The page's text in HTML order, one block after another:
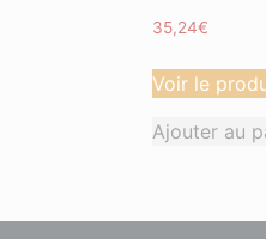
35,24€
Voir le
Ajouter au